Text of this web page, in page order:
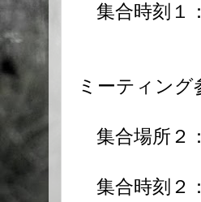
集合時刻１
ミーティング
集合場所２
集合時刻２